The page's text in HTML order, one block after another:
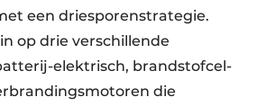
een driesporenstrategie.
op drie verschillende
elektrisch, brandstofcel-
die